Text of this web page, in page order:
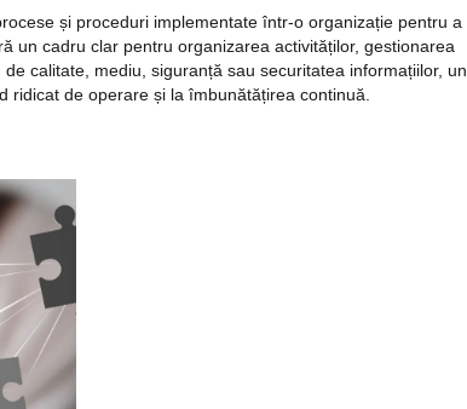
și proceduri implementate într-o organizație pentru a
un cadru clar pentru organizarea activităților, gestionarea
calitate, mediu, siguranță sau securitatea informațiilor, un
de operare și la îmbunătățirea continuă.